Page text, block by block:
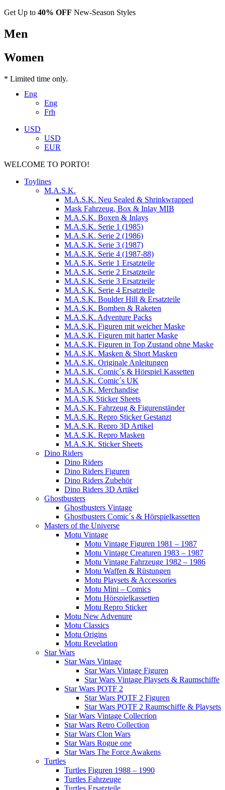
Get Up to 40% OFF New-Season Styles
Men
Women
* Limited time only.
Eng
Eng
Frh
USD
USD
EUR
WELCOME TO PORTO!
Toylines
M.A.S.K.
M.A.S.K. Neu Sealed & Shrinkwrapped
Mask Fahrzeug, Box & Inlay MIB
M.A.S.K. Boxen & Inlays
M.A.S.K. Serie 1 (1985)
M.A.S.K. Serie 2 (1986)
M.A.S.K. Serie 3 (1987)
M.A.S.K. Serie 4 (1987-88)
M.A.S.K. Serie 1 Ersatzteile
M.A.S.K. Serie 2 Ersatzteile
M.A.S.K. Serie 3 Ersatzteile
M.A.S.K. Serie 4 Ersatzteile
M.A.S.K. Boulder Hill & Ersatzteile
M.A.S.K. Bomben & Raketen
M.A.S.K. Adventure Packs
M.A.S.K. Figuren mit weicher Maske
M.A.S.K. Figuren mit harter Maske
M.A.S.K. Figuren in Top Zustand ohne Maske
M.A.S.K. Masken & Short Masken
M.A.S.K. Originale Anleitungen
M.A.S.K. Comic´s & Hörspiel Kassetten
M.A.S.K. Comic´s UK
M.A.S.K. Merchandise
M.A.S.K Sticker Sheets
M.A.S.K. Fahrzeug & Figurenständer
M.A.S.K. Repro Sticker Gestanzt
M.A.S.K. Repro 3D Artikel
M.A.S.K. Repro Masken
M.A.S.K. Sticker Sheets
Dino Riders
Dino Riders
Dino Riders Figuren
Dino Riders Zubehör
Dino Riders 3D Artikel
Ghostbusters
Ghostbusters Vintage
Ghostbusters Comic´s & Hörspielkassetten
Masters of the Universe
Motu Vintage
Motu Vintage Figuren 1981 – 1987
Motu Vintage Creaturen 1983 – 1987
Motu Vintage Fahrzeuge 1982 – 1986
Motu Waffen & Rüstungen
Motu Playsets & Accessories
Motu Mini – Comics
Motu Hörspielkassetten
Motu Repro Sticker
Motu New Advenure
Motu Classics
Motu Origins
Motu Revelation
Star Wars
Star Wars Vintage
Star Wars Vintage Figuren
Star Wars Vintage Playsets & Raumschiffe
Star Wars POTF 2
Star Wars POTF 2 Figuren
Star Wars POTF 2 Raumschiffe & Playsets
Star Wars Vintage Collecrion
Star Wars Retro Collection
Star Wars Clon Wars
Star Wars Rogue one
Star Wars The Force Awakens
Turtles
Turtles Figuren 1988 – 1990
Turtles Fahrzeuge
Turtles Ersatzteile